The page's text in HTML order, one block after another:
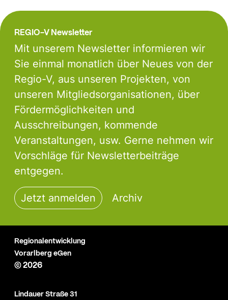
REGIO-V Newsletter
Mit unserem Newsletter informieren wir
Sie einmal monatlich über Neues von der
Regio-V, aus unseren Projekten, von
unseren Mitgliedsorganisationen, über
Fördermöglichkeiten und
Ausschreibungen, kommende
Veranstaltungen, usw. Gerne nehmen wir
Vorschläge für Newsletterbeiträge
entgegen.
Jetzt anmelden Archiv
Regionalentwicklung
Vorarlberg eGen
© 2026
Lindauer Straße 31